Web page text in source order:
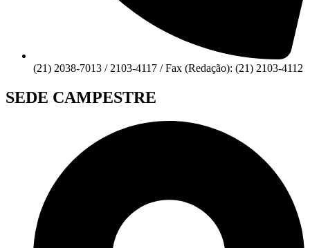
(21) 2038-7013 / 2103-4117 / Fax (Redação): (21) 2103-4112
SEDE CAMPESTRE